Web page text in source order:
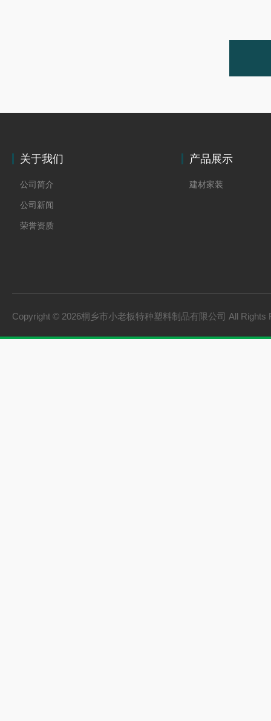
关于我们
公司简介
公司新闻
荣誉资质
产品展示
建材家装
Copyright © 2026桐乡市小老板特种塑料制品有限公司 All